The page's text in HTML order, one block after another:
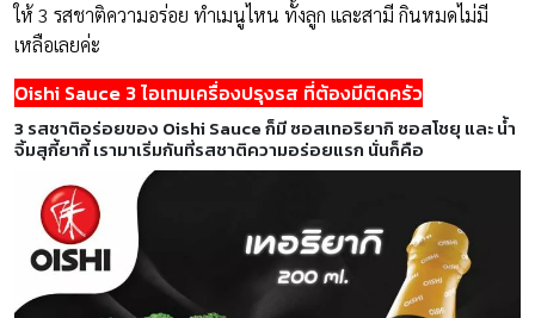
ให้ 3 รสชาติความอร่อย ทำเมนูไหน ทั้งลูก และสามี กินหมดไม่มี
เหลือเลยค่ะ
Oishi Sauce 3 ไอเทมเครื่องปรุงรส ที่ต้องมีติดครัว
3 รสชาติอร่อยของ Oishi Sauce ก็มี ซอสเทอริยากิ ซอสโชยุ และ น้ำ
จิ้มสุกี้ยากี้ เรามาเริ่มกันที่รสชาติความอร่อยแรก นั่นก็คือ